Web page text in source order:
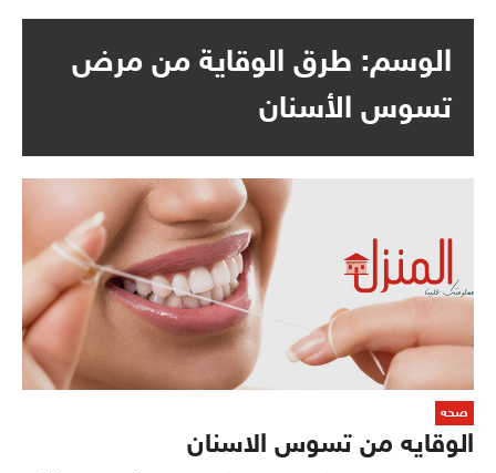
الوسم: طرق الوقاية من مرض
تسوس الأسنان
صحه
الوقايه من تسوس الاسنان